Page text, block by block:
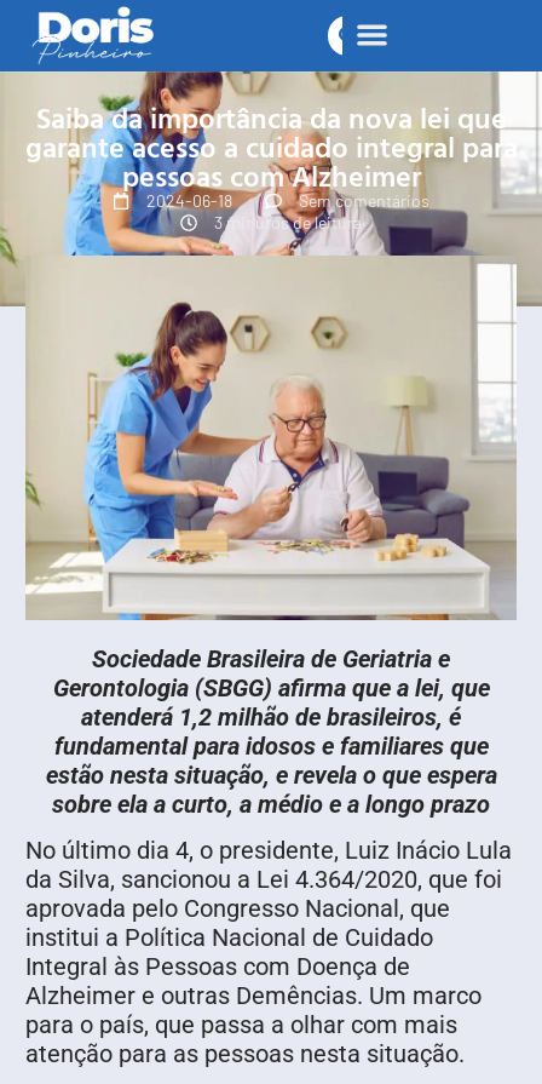
Saiba da importância da nova lei que
garante acesso a cuidado integral para
pessoas com Alzheimer
2024-06-18
Sem comentários
3 minutos de leitura
Sociedade Brasileira de Geriatria e
Gerontologia (SBGG) afirma que a lei, que
atenderá 1,2 milhão de brasileiros, é
fundamental para idosos e familiares que
estão nesta situação, e revela o que espera
sobre ela a curto, a médio e a longo prazo
No último dia 4, o presidente, Luiz Inácio Lula
da Silva, sancionou a Lei 4.364/2020, que foi
aprovada pelo Congresso Nacional, que
institui a Política Nacional de Cuidado
Integral às Pessoas com Doença de
Alzheimer e outras Demências. Um marco
para o país, que passa a olhar com mais
atenção para as pessoas nesta situação.